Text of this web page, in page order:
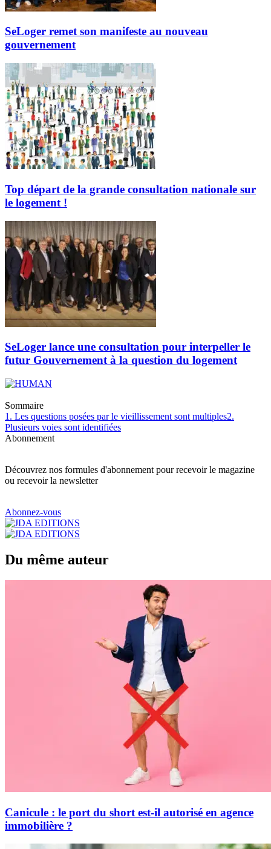
SeLoger remet son manifeste au nouveau
gouvernement
Top départ de la grande consultation nationale sur
le logement !
SeLoger lance une consultation pour interpeller le
futur Gouvernement à la question du logement
Sommaire
1. Les questions posées par le vieillissement sont multiples2.
Plusieurs voies sont identifiées
Abonnement
Découvrez nos formules d'abonnement pour recevoir le magazine
ou recevoir la newsletter
Abonnez-vous
Du même auteur
Canicule : le port du short est-il autorisé en agence
immobilière ?